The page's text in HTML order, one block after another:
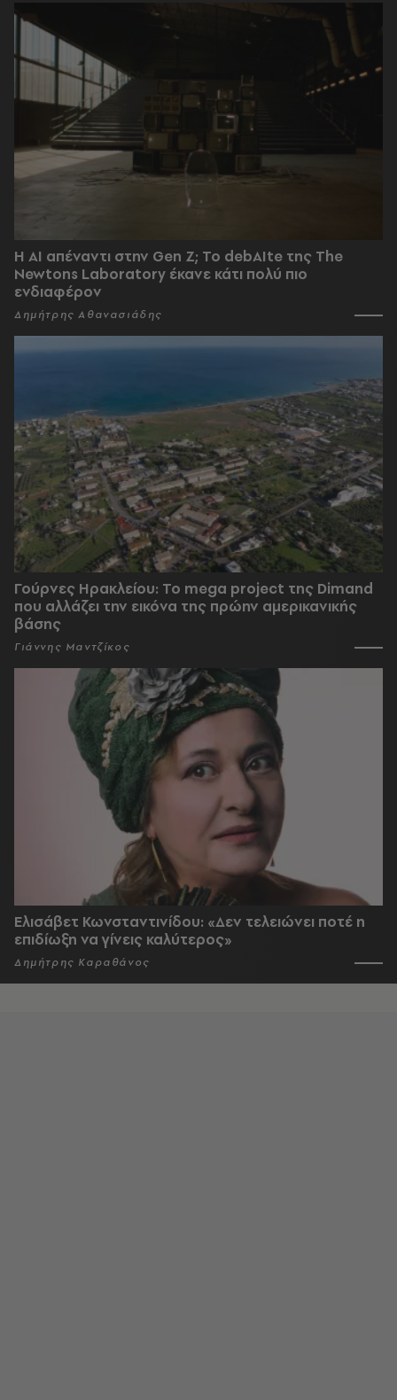
Η AI απέναντι στην Gen Z; Το debAIte της The
Newtons Laboratory έκανε κάτι πολύ πιο
ενδιαφέρον
Δημήτρης Αθανασιάδης
Γούρνες Ηρακλείου: To mega project της Dimand
που αλλάζει την εικόνα της πρώην αμερικανικής
βάσης
Γιάννης Μαντζίκος
Ελισάβετ Κωνσταντινίδου: «Δεν τελειώνει ποτέ η
επιδίωξη να γίνεις καλύτερος»
Δημήτρης Καραθάνος